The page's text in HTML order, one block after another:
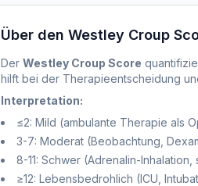
Über den Westley Croup
Der Westley Croup Score
hilft bei der Therapieentscheidung
Interpretation:
≤2: Mild (ambulante Therapie als
3-7: Moderat (Beobachtung,
8-11: Schwer (Adrenalin-
≥12: Lebensbedrohlich (ICU,